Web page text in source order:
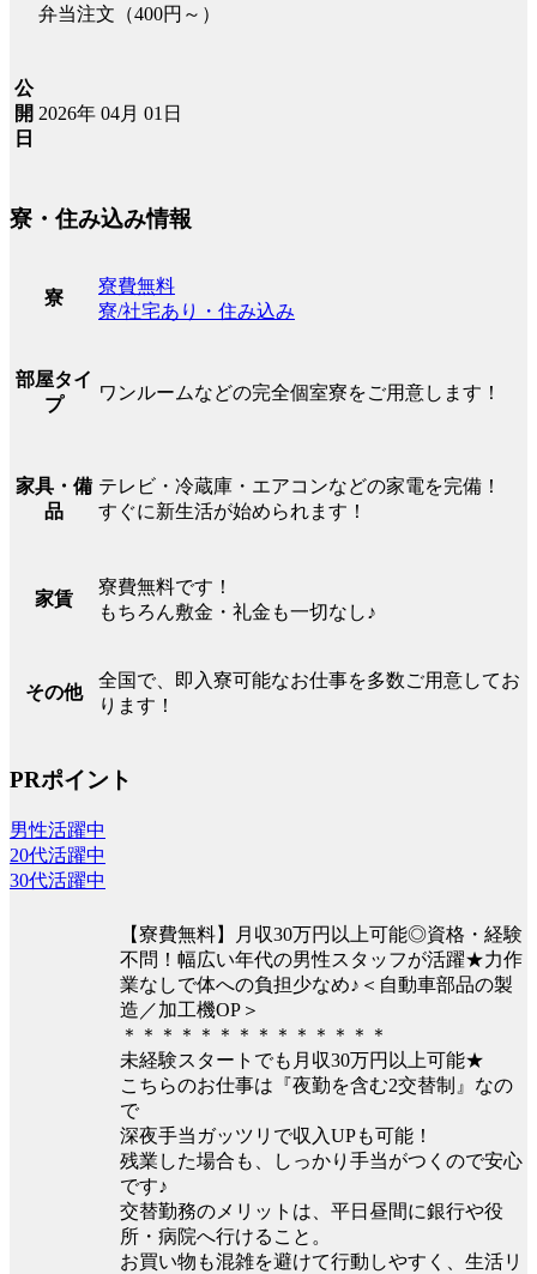
弁当注文（400円～）
公
開
日
2026年 04月 01日
寮・住み込み情報
寮
寮費無料
寮/社宅あり・住み込み
部屋タイ
プ
ワンルームなどの完全個室寮をご用意します！
家具・備
品
テレビ・冷蔵庫・エアコンなどの家電を完備！
すぐに新生活が始められます！
家賃
寮費無料です！
もちろん敷金・礼金も一切なし♪
その他
全国で、即入寮可能なお仕事を多数ご用意してお
ります！
PRポイント
男性活躍中
20代活躍中
30代活躍中
【寮費無料】月収30万円以上可能◎資格・経験
不問！幅広い年代の男性スタッフが活躍★力作
業なしで体への負担少なめ♪＜自動車部品の製
造／加工機OP＞
＊＊＊＊＊＊＊＊＊＊＊＊＊＊
未経験スタートでも月収30万円以上可能★
こちらのお仕事は『夜勤を含む2交替制』なの
で
深夜手当ガッツリで収入UPも可能！
残業した場合も、しっかり手当がつくので安心
です♪
交替勤務のメリットは、平日昼間に銀行や役
所・病院へ行けること。
お買い物も混雑を避けて行動しやすく、生活リ